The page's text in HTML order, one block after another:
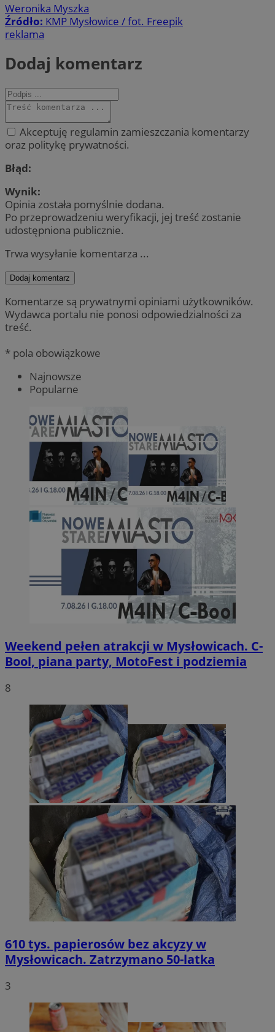
Weronika Myszka
Źródło: KMP Mysłowice / fot. Freepik
reklama
Dodaj komentarz
Akceptuję regulamin zamieszczania komentarzy
oraz politykę prywatności.
Błąd:
Wynik:
Opinia została pomyślnie dodana.
Po przeprowadzeniu weryfikacji, jej treść zostanie
udostępniona publicznie.
Trwa wysyłanie komentarza ...
Dodaj komentarz
Komentarze są prywatnymi opiniami użytkowników.
Wydawca portalu nie ponosi odpowiedzialności za
treść.
* pola obowiązkowe
Najnowsze
Popularne
Weekend pełen atrakcji w Mysłowicach. C-
Bool, piana party, MotoFest i podziemia
8
610 tys. papierosów bez akcyzy w
Mysłowicach. Zatrzymano 50-latka
3